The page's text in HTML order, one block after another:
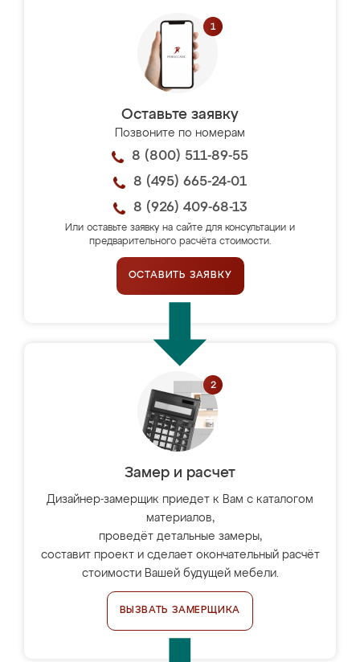
Оставьте заявку
Позвоните по номерам
8 (800) 511-89-55
8 (495) 665-24-01
8 (926) 409-68-13
Или оставьте заявку на сайте для консультации и
предварительного расчёта стоимости.
ОСТАВИТЬ ЗАЯВКУ
Замер и расчет
Дизайнер-замерщик приедет к Вам с каталогом
материалов,
проведёт детальные замеры,
составит проект и сделает окончательный расчёт
стоимости Вашей будущей мебели.
ВЫЗВАТЬ ЗАМЕРЩИКА